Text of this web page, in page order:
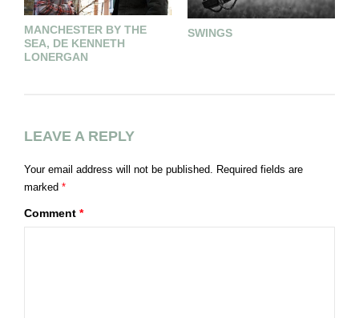
MANCHESTER BY THE
SEA, DE KENNETH
LONERGAN
SWINGS
LEAVE A REPLY
Your email address will not be published. Required fields are
marked *
Comment *